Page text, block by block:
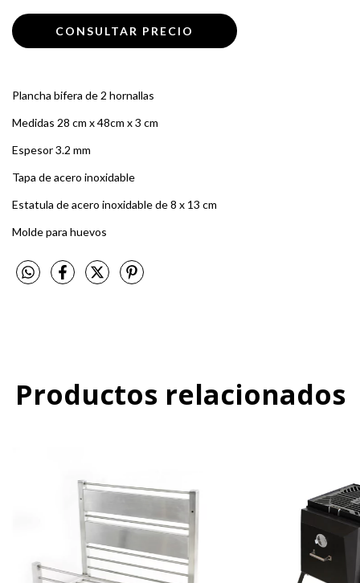
Plancha bifera de 2 hornallas
Medidas 28 cm x 48cm x 3 cm
Espesor 3.2 mm
Tapa de acero inoxidable
Estatula de acero inoxidable de 8 x 13 cm
Molde para huevos
Productos relacionados